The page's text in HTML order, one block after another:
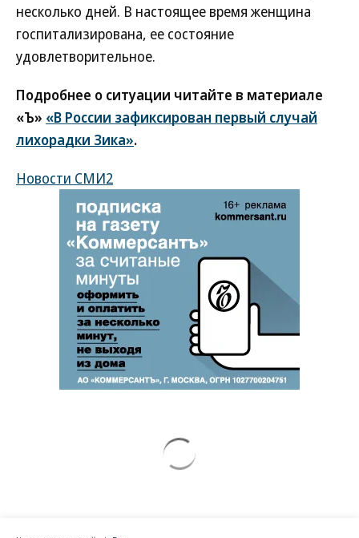
несколько дней. В настоящее время женщина
госпитализирована, ее состояние
удовлетворительное.
Подробнее о ситуации читайте в материале
«Ъ» «В России зафиксирован первый случай
лихорадки Зика».
Новости СМИ2